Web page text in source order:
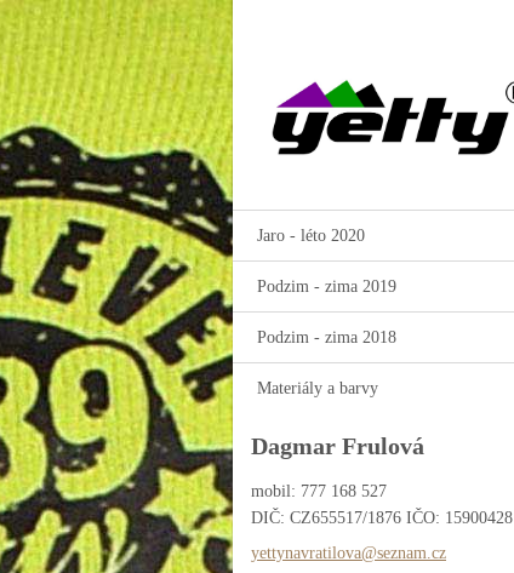
Jaro - léto 2020
Podzim - zima 2019
Podzim - zima 2018
Materiály a barvy
Dagmar Frulová
mobil: 777 168 527
DIČ: CZ655517/1876 IČO: 15900428
yettynavratilova@seznam. cz